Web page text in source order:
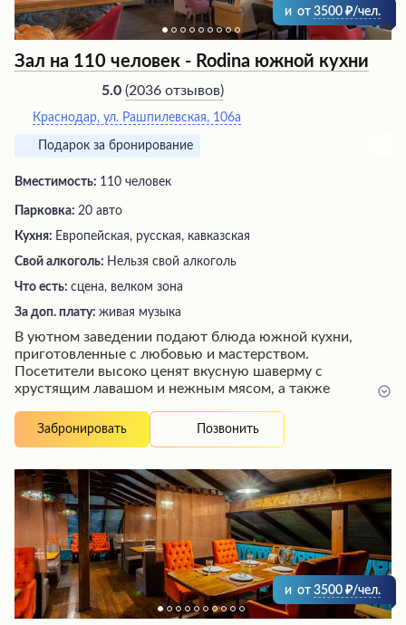
и от 3500 /чел.
Зал на 110 человек - Rodina южной кухни
5.0 (2036 отзывов)
Краснодар, ул. Рашпилевская, 106а
Подарок за бронирование
Вместимость: 110 человек
Парковка: 20 авто
Кухня: Европейская, русская, кавказская
Свой алкоголь: Нельзя свой алкоголь
Что есть: сцена, велком зона
За доп. плату: живая музыка
В уютном заведении подают блюда южной кухни,
приготовленные с любовью и мастерством.
Посетители высоко ценят вкусную шаверму с
хрустящим лавашом и нежным мясом, а также
городе. Интерьер радует просторным залом, где
можно насладиться трапезой в компании близких.
качественное обслуживание, создавая атмосферу
гостеприимства. Ценители аутентичных вкусов русской
и кавказской кухни найдут здесь блюда, достойные
высокой оценки.
Забронировать Позвонить
и от 3500 /чел.